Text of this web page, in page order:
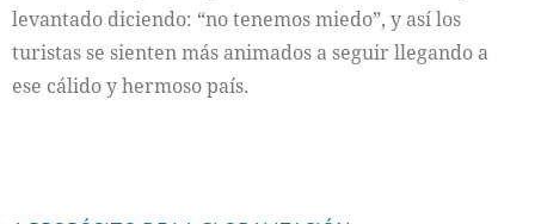
levantado diciendo: “no tenemos miedo”, y así los
turistas se sienten más animados a seguir llegando a
ese cálido y hermoso país.